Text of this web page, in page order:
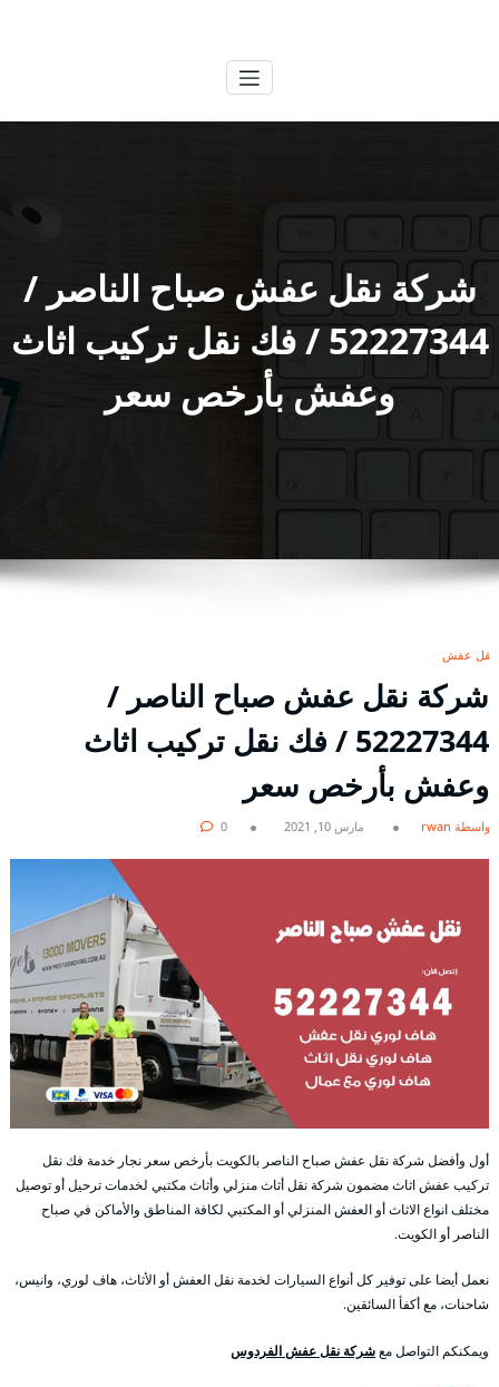
شركة نقل عفش صباح الناصر /
52227344 / فك نقل تركيب اثاث
وعفش بأرخص سعر
نقل عفش
شركة نقل عفش صباح الناصر /
52227344 / فك نقل تركيب اثاث
وعفش بأرخص سعر
بواسطة rwan مارس 10, 2021 0
أول وأفضل شركة نقل عفش صباح الناصر بالكويت بأرخص سعر نجار خدمة فك نقل
تركيب عفش اثاث مضمون شركة نقل أثاث منزلي وأثاث مكتبي لخدمات ترحيل أو توصيل
مختلف انواع الاثاث أو العفش المنزلي أو المكتبي لكافة المناطق والأماكن في صباح
الناصر أو الكويت.
نعمل أيضا على توفير كل أنواع السيارات لخدمة نقل العفش أو الأثاث، هاف لوري، وانيس،
شاحنات، مع أكفأ السائقين.
ويمكنكم التواصل معشركة نقل عفش الفردوس